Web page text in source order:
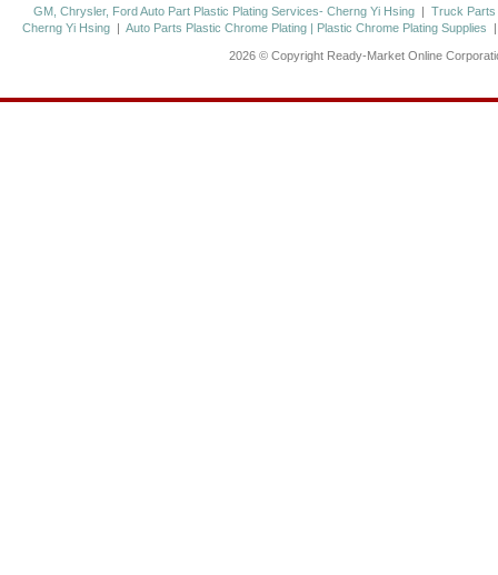
GM, Chrysler, Ford Auto Part Plastic Plating Services- Cherng Yi Hsing | Truck Parts
Cherng Yi Hsing |Auto Parts Plastic Chrome Plating | Plastic Chrome Plating Supplies
2026 © Copyright Ready-Market Online